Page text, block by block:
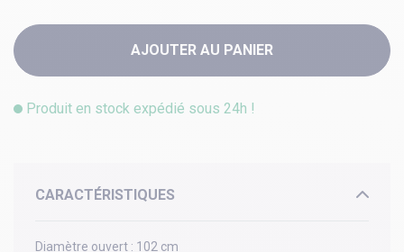
AJOUTER AU PANIER
Produit en stock expédié sous 24h !
CARACTÉRISTIQUES
Diamètre ouvert : 102 cm